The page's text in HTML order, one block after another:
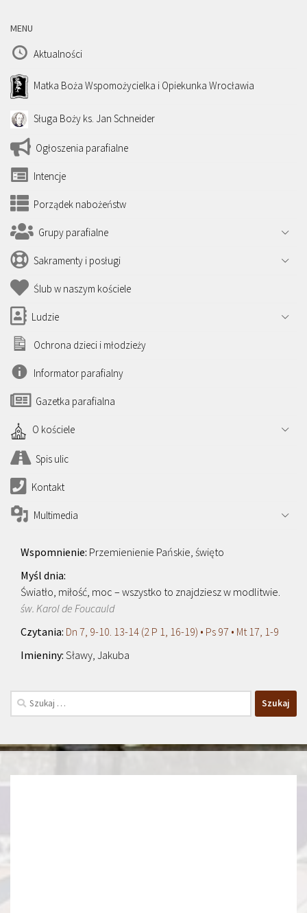
MENU
Aktualności
Matka Boża Wspomożycielka i Opiekunka Wrocławia
Sługa Boży ks. Jan Schneider
Ogłoszenia parafialne
Intencje
Porządek nabożeństw
Grupy parafialne
Sakramenty i posługi
Ślub w naszym kościele
Ludzie
Ochrona dzieci i młodzieży
Informator parafialny
Gazetka parafialna
O kościele
Spis ulic
Kontakt
Multimedia
Przemienienie Pańskie, święto
Światło, miłość, moc – wszystko to znajdziesz w modlitwie.
św. Karol de Foucauld
Dn 7, 9-10. 13-14 (2 P 1, 16-19) • Ps 97 • Mt 17, 1-9
Sławy, Jakuba
Szukaj: